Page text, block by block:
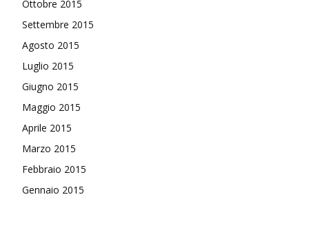
Ottobre 2015
Settembre 2015
Agosto 2015
Luglio 2015
Giugno 2015
Maggio 2015
Aprile 2015
Marzo 2015
Febbraio 2015
Gennaio 2015